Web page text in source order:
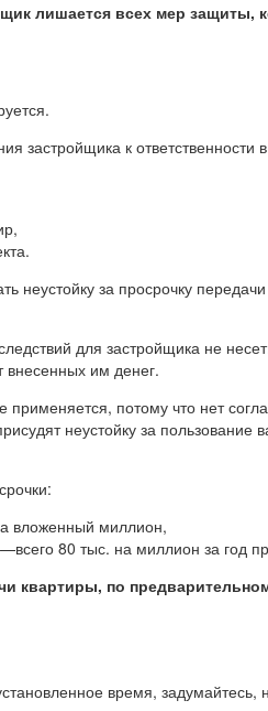
лишается всех мер защиты,
застройщика к ответственности
неустойку за просрочку
для застройщика не
внесенных им денег.
применяется, потому что нет
неустойку за пользование
вложенный миллион,
80 тыс. на миллион за год
квартиры, по
время, задумайтесь,